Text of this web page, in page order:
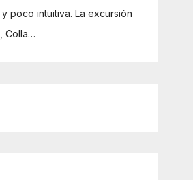
poco intuitiva. La excursión
Colla…